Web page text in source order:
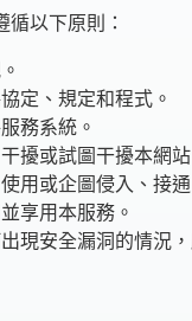
以下原則：
定、規定和程式。
務系統。
擾或試圖干擾本網
用或企圖侵入、接
享用本服務。
現安全漏洞的情況